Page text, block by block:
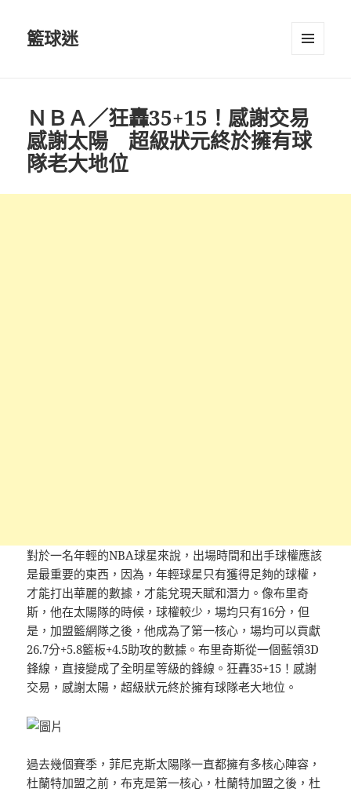
籃球迷
ＮＢＡ／狂轟35+15！感謝交易
感謝太陽 超級狀元終於擁有球
隊老大地位
對於一名年輕的NBA球星來說，出場時間和出手球權應該
是最重要的東西，因為，年輕球星只有獲得足夠的球權，
才能打出華麗的數據，才能兌現天賦和潛力。像布里奇
斯，他在太陽隊的時候，球權較少，場均只有16分，但
是，加盟籃網隊之後，他成為了第一核心，場均可以貢獻
26.7分+5.8籃板+4.5助攻的數據。布里奇斯從一個藍領3D
鋒線，直接變成了全明星等級的鋒線。狂轟35+15！感謝
交易，感謝太陽，超級狀元終於擁有球隊老大地位。
過去幾個賽季，菲尼克斯太陽隊一直都擁有多核心陣容，
杜蘭特加盟之前，布克是第一核心，杜蘭特加盟之後，杜